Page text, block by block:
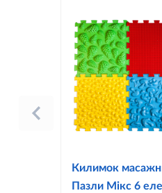
Килимок
Пазли Мікс 6